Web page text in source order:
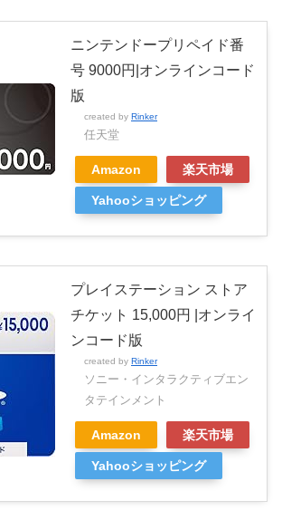
ニンテンドープリペイド番
号 9000円|オンラインコード
版
created by Rinker
任天堂
Amazon 楽天市場
Yahooショッピング
プレイステーション ストア
チケット 15,000円 |オンライ
ンコード版
created by Rinker
ソニー・インタラクティブエン
タテインメント
Amazon 楽天市場
Yahooショッピング